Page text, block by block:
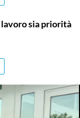
lavoro sia priorità